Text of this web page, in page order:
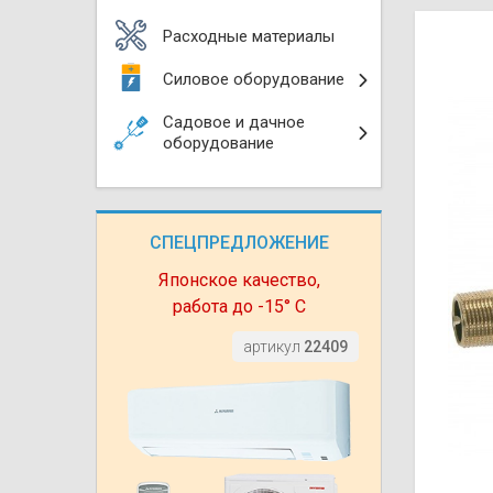
Расходные материалы
Силовое оборудование
Садовое и дачное
оборудование
СПЕЦПРЕДЛОЖЕНИЕ
Японское качество,
работа до -15° С
артикул 22409
Моноблоки
VRF
Компрессорно-
Чиллеры
Сушилки для рук
Бензотриммеры
Газонокосилки
Газонокосилки
Измельчители